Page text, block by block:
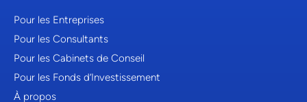
Pour les Entreprises
Pour les Consultants
Pour les Cabinets de Conseil
Pour les Fonds d’Investissement
À propos